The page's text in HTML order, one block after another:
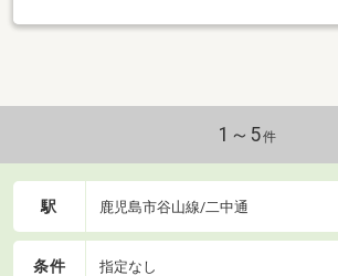
1～5件
駅 鹿児島市谷山線/二中通
条件 指定なし